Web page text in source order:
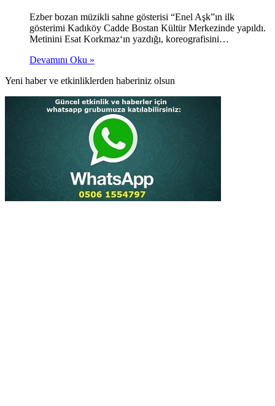
Ezber bozan müzikli sahne gösterisi “Enel Aşk”ın ilk
gösterimi Kadıköy Cadde Bostan Kültür Merkezinde yapıldı.
Metinini Esat Korkmaz‘ın yazdığı, koreografisini…
Devamını Oku »
Yeni haber ve etkinliklerden haberiniz olsun